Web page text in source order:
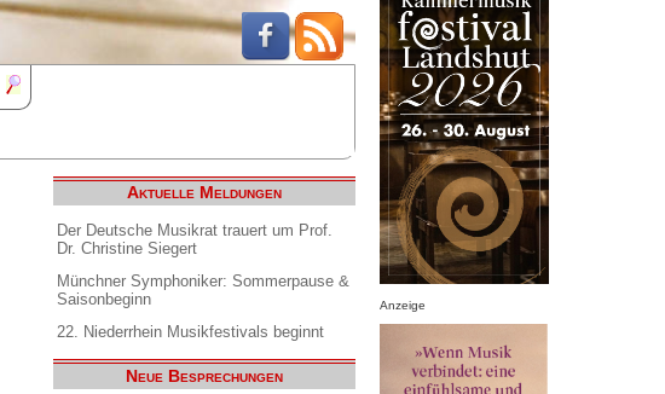
Aktuelle Meldungen
Der Deutsche Musikrat trauert um Prof.
Dr. Christine Siegert
Münchner Symphoniker: Sommerpause &
Saisonbeginn
22. Niederrhein Musikfestivals beginnt
Neue Besprechungen
Anzeige